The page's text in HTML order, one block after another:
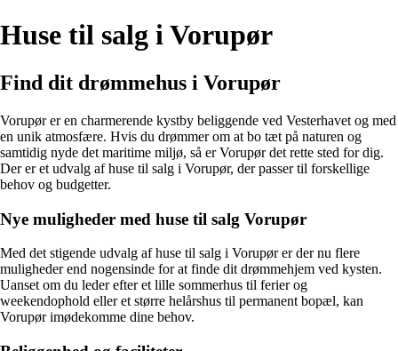
Huse til salg i Vorupør
Find dit drømmehus i Vorupør
Vorupør er en charmerende kystby beliggende ved Vesterhavet og med
en unik atmosfære. Hvis du drømmer om at bo tæt på naturen og
samtidig nyde det maritime miljø, så er Vorupør det rette sted for dig.
Der er et udvalg af huse til salg i Vorupør, der passer til forskellige
behov og budgetter.
Nye muligheder med huse til salg Vorupør
Med det stigende udvalg af huse til salg i Vorupør er der nu flere
muligheder end nogensinde for at finde dit drømmehjem ved kysten.
Uanset om du leder efter et lille sommerhus til ferier og
weekendophold eller et større helårshus til permanent bopæl, kan
Vorupør imødekomme dine behov.